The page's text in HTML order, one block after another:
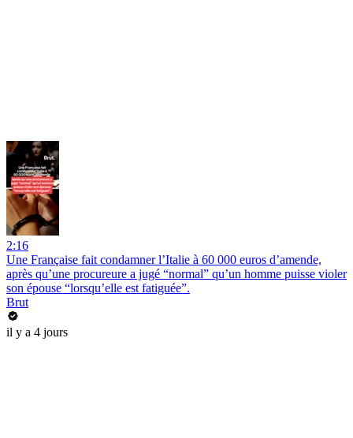
2:16
Une Française fait condamner l’Italie à 60 000 euros d’amende,
après qu’une procureure a jugé “normal” qu’un homme puisse violer
son épouse “lorsqu’elle est fatiguée”.
Brut
il y a 4 jours